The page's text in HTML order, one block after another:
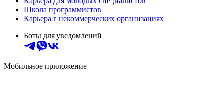
Школа программистов
Карьера в некоммерческих организациях
Боты для уведомлений
Мобильное приложение